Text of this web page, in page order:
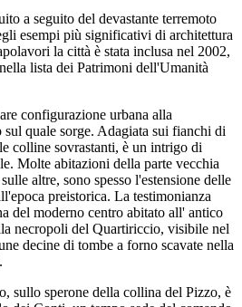
a seguito del devastante terremoto
esempi più significativi di architettura
la città è stata inclusa nel 2002,
lista dei Patrimoni dell'Umanità
configurazione urbana alla
quale sorge. Adagiata sui fianchi di
colline sovrastanti, è un intrigo di
Molte abitazioni della parte vecchia
altre, sono spesso l'estensione delle
preistorica. La testimonianza
del moderno centro abitato all' antico
necropoli del Quartiriccio, visibile nel
decine di tombe a forno scavate nella
sullo sperone della collina del Pizzo, è